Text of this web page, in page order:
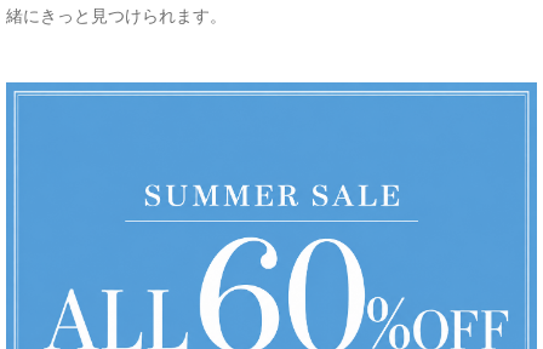
緒にきっと見つけられます。